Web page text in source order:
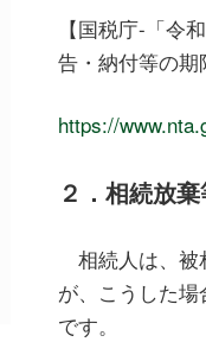
【国税庁-「令
告・納付等の期
https://
２．相続放
相続人は、被
が、こうした
です。